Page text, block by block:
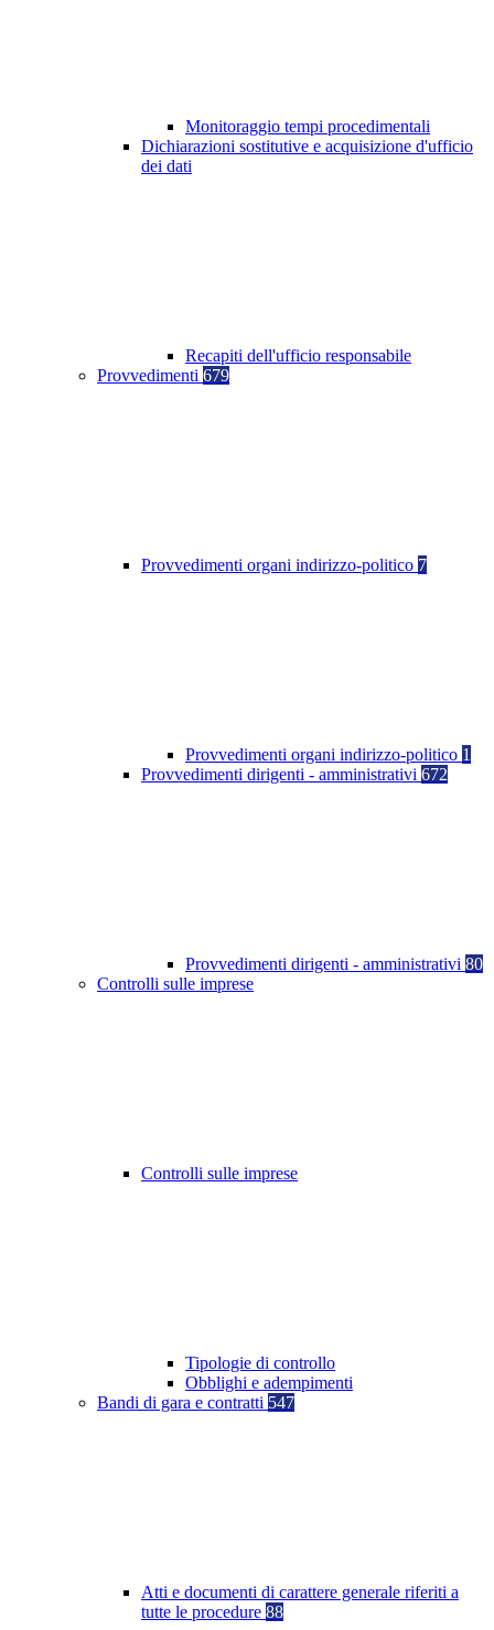
Monitoraggio tempi procedimentali
Dichiarazioni sostitutive e acquisizione d'ufficio
dei dati
Recapiti dell'ufficio responsabile
Provvedimenti 679
Provvedimenti organi indirizzo-politico 7
Provvedimenti organi indirizzo-politico 1
Provvedimenti dirigenti - amministrativi 672
Provvedimenti dirigenti - amministrativi 80
Controlli sulle imprese
Controlli sulle imprese
Tipologie di controllo
Obblighi e adempimenti
Bandi di gara e contratti 547
Atti e documenti di carattere generale riferiti a
tutte le procedure 88